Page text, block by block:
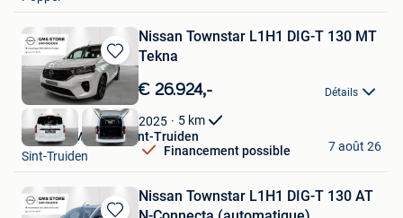
Sauvegarder
dans
Mes
Favoris
Nissan Townstar L1H1 DIG-T 130 MT
Tekna
€ 26.924,- Détails
2025 5 km
Financement possible
Nissan GMS Store Sint-Truiden
Sint-Truiden
7 août 26
Nissan Townstar L1H1 DIG-T 130 AT